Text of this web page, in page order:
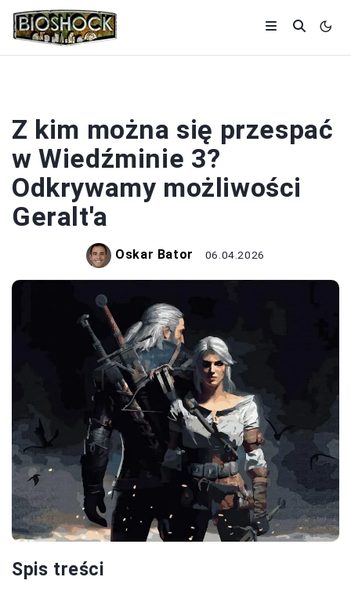
Z kim można się przespać
w Wiedźminie 3?
Odkrywamy możliwości
Geralt'a
Oskar Bator 06.04.2026
Spis treści